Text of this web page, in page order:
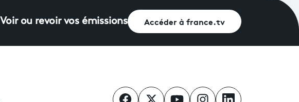
Voir ou revoir vos émissions Accéder à france.tv